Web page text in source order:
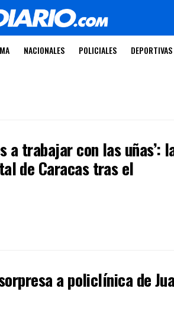
NACIONALES POLICIALES DEPORTIVAS
a trabajar con las uñas’:
de Caracas tras el
a policlínica de